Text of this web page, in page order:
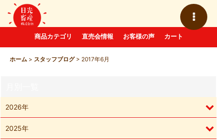
商品カテゴリ 直売会情報 お客様の声 カート
ホーム > スタッフブログ > 2017年6月
2026年
2025年